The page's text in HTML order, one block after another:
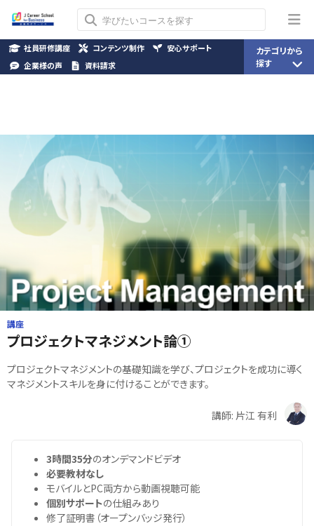
講座
プロジェクトマネジメント論①
プロジェクトマネジメントの基礎知識を学び、プロジェクトを成功に導く
マネジメントスキルを身に付けることができます。
講師: 片江 有利
3時間35分のオンデマンドビデオ
必要教材なし
モバイルとPC両方から動画視聴可能
個別サポートの仕組みあり
修了証明書（オープンバッジ発行）
社員研修講座 コンテンツ制作
安心サポート
企業様の声
資料請求
カテゴリから
探す